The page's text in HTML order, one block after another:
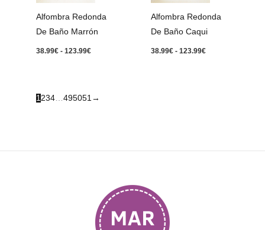
Alfombra Redonda
De Baño Marrón
38.99€ - 123.99€
Alfombra Redonda
De Baño Caqui
38.99€ - 123.99€
123.99€
1 234 …495051 →